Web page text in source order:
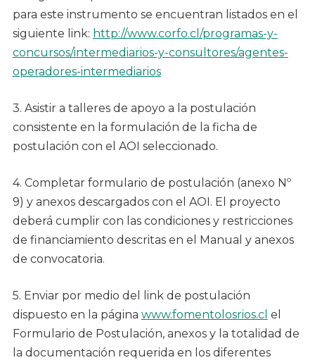
para este instrumento se encuentran listados en el
siguiente link: http://www.corfo.cl/programas-y-
concursos/intermediarios-y-consultores/agentes-
operadores-intermediarios
3. Asistir a talleres de apoyo a la postulación
consistente en la formulación de la ficha de
postulación con el AOI seleccionado.
4. Completar formulario de postulación (anexo Nº
9) y anexos descargados con el AOI. El proyecto
deberá cumplir con las condiciones y restricciones
de financiamiento descritas en el Manual y anexos
de convocatoria.
5. Enviar por medio del link de postulación
dispuesto en la página www.fomentolosrios.cl el
Formulario de Postulación, anexos y la totalidad de
la documentación requerida en los diferentes